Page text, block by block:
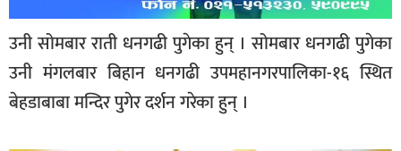
उनी सोमबार राती धनगढी पुगेका हुन् । सोमबार धनगढी पुगेका
उनी मंगलबार बिहान धनगढी उपमहानगरपालिका-१६ स्थित
बेहडाबाबा मन्दिर पुगेर दर्शन गरेका हुन् ।